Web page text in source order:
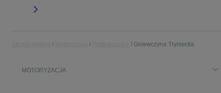
Gniewczyna Tryniecka
MOTORYZACJA